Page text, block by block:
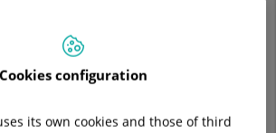
Cookies configuration
its own cookies and those of third